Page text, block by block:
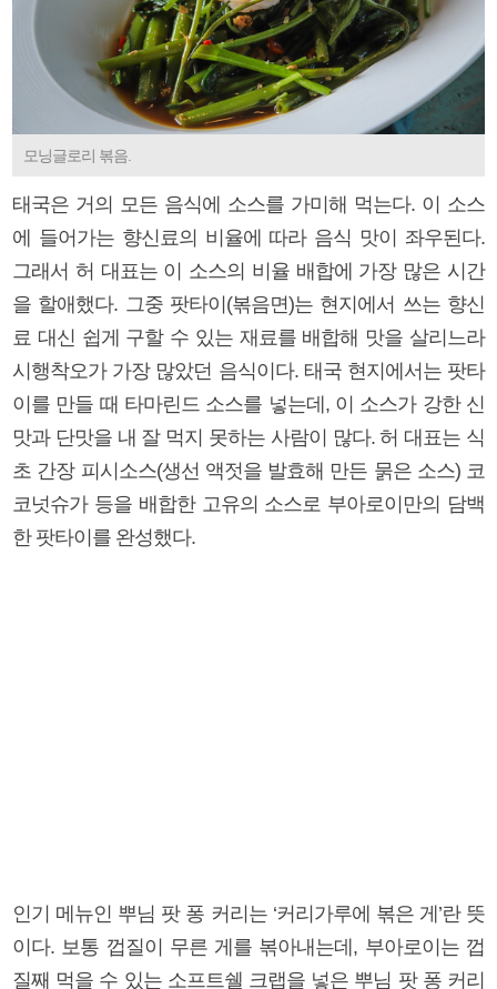
모닝글로리 볶음.
태국은 거의 모든 음식에 소스를 가미해 먹는다. 이 소스
에 들어가는 향신료의 비율에 따라 음식 맛이 좌우된다.
그래서 허 대표는 이 소스의 비율 배합에 가장 많은 시간
을 할애했다. 그중 팟타이(볶음면)는 현지에서 쓰는 향신
료 대신 쉽게 구할 수 있는 재료를 배합해 맛을 살리느라
시행착오가 가장 많았던 음식이다. 태국 현지에서는 팟타
이를 만들 때 타마린드 소스를 넣는데, 이 소스가 강한 신
맛과 단맛을 내 잘 먹지 못하는 사람이 많다. 허 대표는 식
초 간장 피시소스(생선 액젓을 발효해 만든 묽은 소스) 코
코넛슈가 등을 배합한 고유의 소스로 부아로이만의 담백
한 팟타이를 완성했다.
인기 메뉴인 뿌님 팟 퐁 커리는 ‘커리가루에 볶은 게’란 뜻
이다. 보통 껍질이 무른 게를 볶아내는데, 부아로이는 껍
질째 먹을 수 있는 소프트쉘 크랩을 넣은 뿌님 팟 퐁 커리